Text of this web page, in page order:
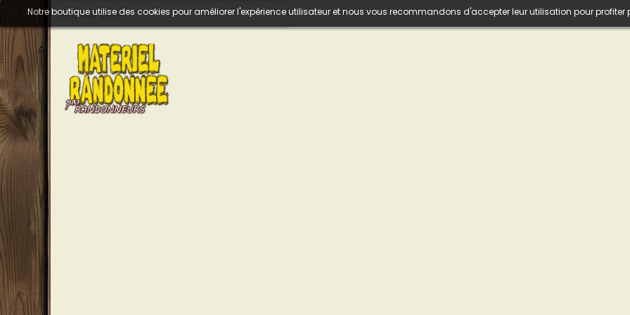
Notre boutique utilise des cookies pour améliorer l'expérience utilisateur et nous vous recommandons d'accepter leur utilisation pour